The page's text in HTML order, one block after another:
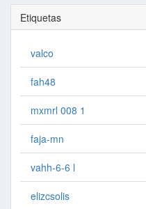
Etiquetas
valco
fah48
mxmrl 008 1
faja-mn
vahh-6-6 l
elizcsolis